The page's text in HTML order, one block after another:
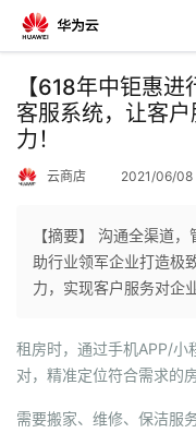
返
回
个
主
页
的
开
我
的
我
【618年中钜惠
客服系统，让客
力！
云商店 2021/06/08
【摘要】 沟通全渠道
助行业领军企业打造极
力，实现客户服务对企
租房时，通过手机APP/小
对，精准定位符合需求的
需要搬家、维修、保洁服